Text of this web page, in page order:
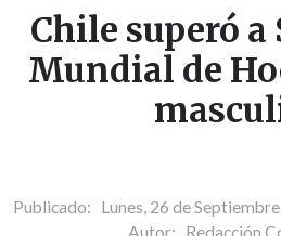
Chile superó a
Mundial de
Publicado: Lunes, 26 de
Autor: Redacción